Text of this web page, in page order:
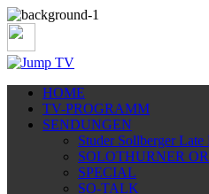
HOME
TV-PROGRAMM
SENDUNGEN
Studer Sollberger Late
SOLOTHURNER
SPECIAL
SO-TALK